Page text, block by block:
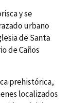
y se
urbano
de Santa
de Caños
prehistórica,
localizados